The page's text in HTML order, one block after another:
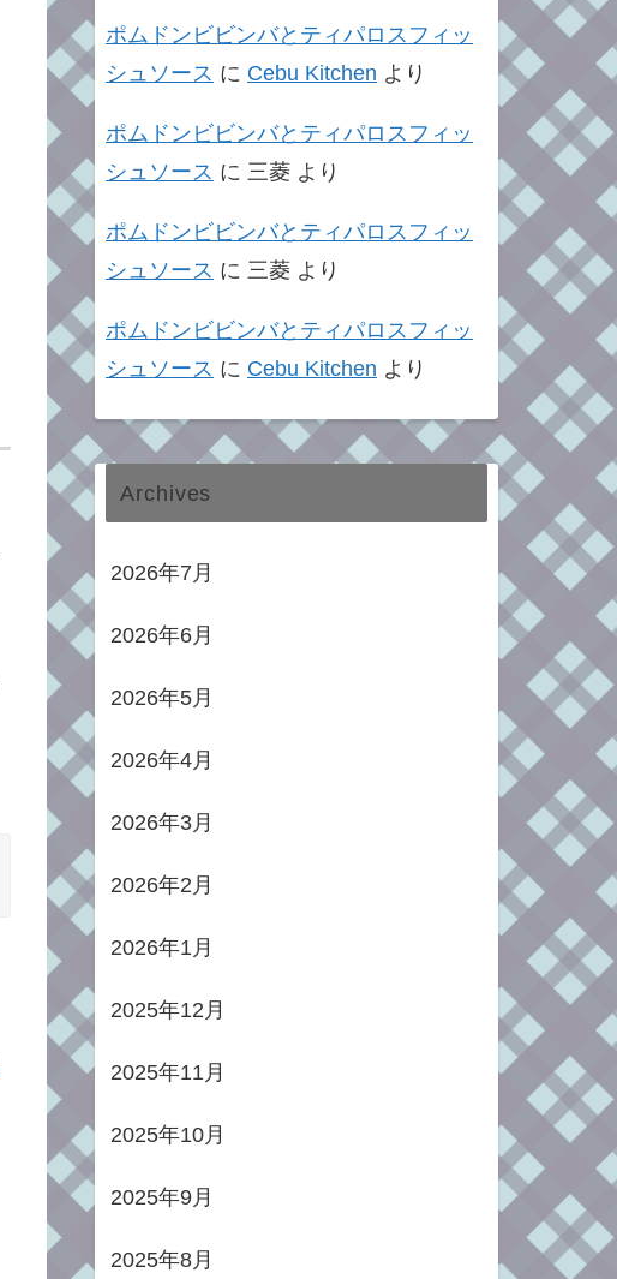
ポムドンビビンバとティパロスフィッ
シュソース に Cebu Kitchen より
ポムドンビビンバとティパロスフィッ
シュソース に 三菱 より
ポムドンビビンバとティパロスフィッ
シュソース に 三菱 より
ポムドンビビンバとティパロスフィッ
シュソース に Cebu Kitchen より
Archives
2026年7月
2026年6月
2026年5月
2026年4月
2026年3月
2026年2月
2026年1月
2025年12月
2025年11月
2025年10月
2025年9月
2025年8月